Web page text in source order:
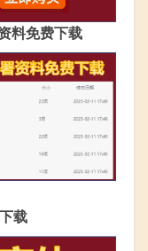
料免费下载
载